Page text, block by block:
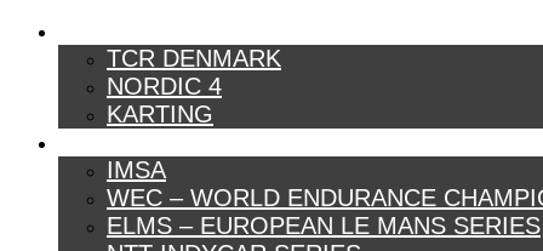
TCR DENMARK
NORDIC 4
KARTING
IMSA
WEC – WORLD ENDURANCE
ELMS – EUROPEAN LE MANS SERIES